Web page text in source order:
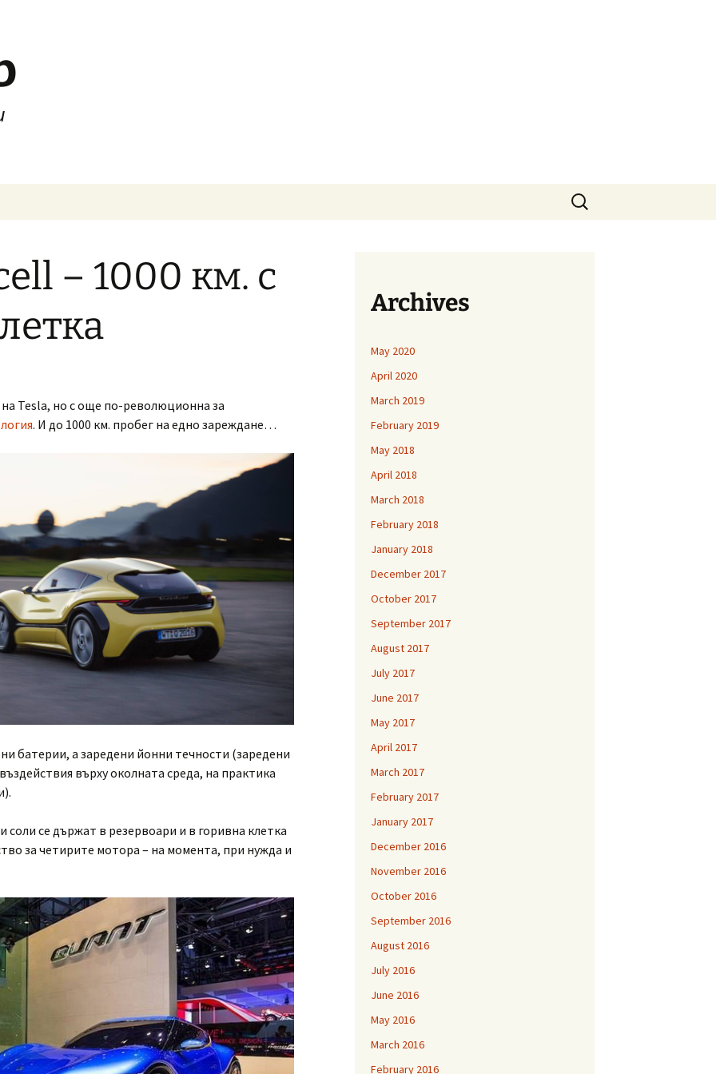
Search
for:
– 1000 км. с
Tesla, но с още по-революционна за
. И до 1000 км. пробег на едно зареждане…
батерии, а заредени йонни течности (заредени
върху околната среда, на практика
се държат в резервоари и в горивна клетка
за четирите мотора – на момента, при нужда и
Archives
May 2020
April 2020
March 2019
February 2019
May 2018
April 2018
March 2018
February 2018
January 2018
December 2017
October 2017
September 2017
August 2017
July 2017
June 2017
May 2017
April 2017
March 2017
February 2017
January 2017
December 2016
November 2016
October 2016
September 2016
August 2016
July 2016
June 2016
May 2016
March 2016
February 2016